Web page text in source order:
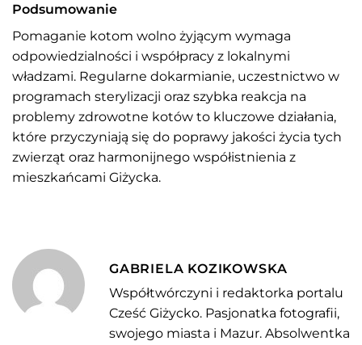
Podsumowanie
Pomaganie kotom wolno żyjącym wymaga
odpowiedzialności i współpracy z lokalnymi
władzami. Regularne dokarmianie, uczestnictwo w
programach sterylizacji oraz szybka reakcja na
problemy zdrowotne kotów to kluczowe działania,
które przyczyniają się do poprawy jakości życia tych
zwierząt oraz harmonijnego współistnienia z
mieszkańcami Giżycka.
GABRIELA KOZIKOWSKA
Współtwórczyni i redaktorka portalu
Cześć Giżycko. Pasjonatka fotografii,
swojego miasta i Mazur. Absolwentka